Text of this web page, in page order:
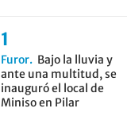
Furor
Bajo la lluvia y
ante una multitud, se
inauguró el local de
Miniso en Pilar